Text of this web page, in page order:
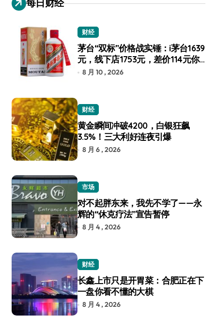
每日财经
财经
茅台“双标”价格战实锤：i茅台1639
元，线下店1753元，差价114元你
选谁？
8 月 10 , 2026
财经
黄金瞬间冲破4200，白银狂飙
3.5%！三大利好连夜引爆
8 月 6 , 2026
市场
对不起胖东来，我先不学了——永
辉的“休克疗法”宣告暂停
8 月 4 , 2026
财经
长鑫上市只是开胃菜：合肥正在下
一盘你看不懂的大棋
8 月 4 , 2026